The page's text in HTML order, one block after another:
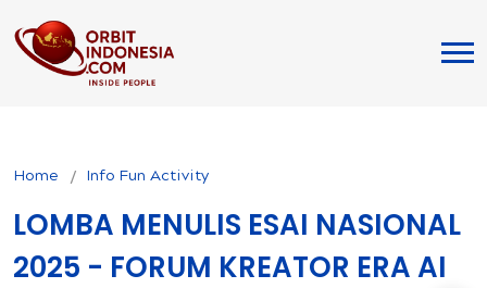
Home Info Fun Activity
LOMBA MENULIS ESAI NASIONAL
2025 - FORUM KREATOR ERA AI